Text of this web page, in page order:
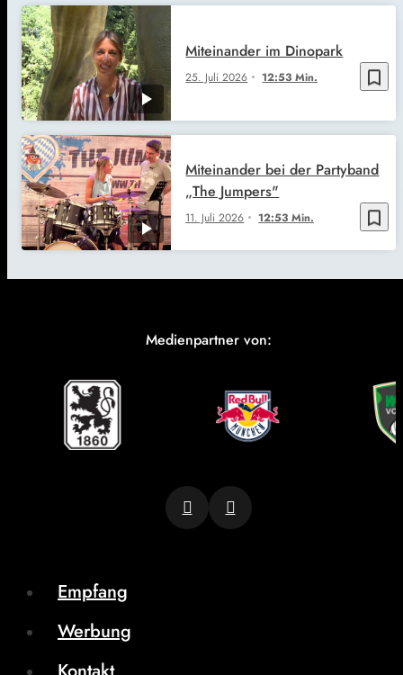
bookmark_border
25. Juli 2026 12:53 Min.
Miteinander im Dinopark
bookmark_border
11. Juli 2026 12:53 Min.
Miteinander bei der Partyband
„The Jumpers"
Medienpartner von:
Empfang
Werbung